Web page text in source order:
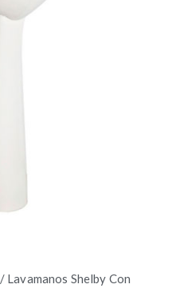
/ Lavamanos Shelby Con